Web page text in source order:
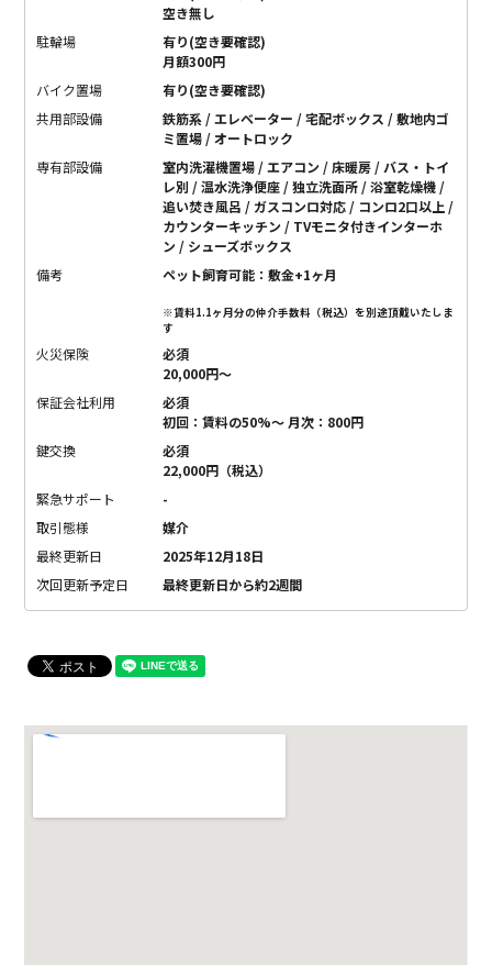
空き無し
駐輪場
有り(空き要確認)
月額300円
バイク置場
有り(空き要確認)
共用部設備
鉄筋系 / エレベーター / 宅配ボックス / 敷地内ゴ
ミ置場 / オートロック
専有部設備
室内洗濯機置場 / エアコン / 床暖房 / バス・トイ
レ別 / 温水洗浄便座 / 独立洗面所 / 浴室乾燥機 /
追い焚き風呂 / ガスコンロ対応 / コンロ2口以上 /
カウンターキッチン / TVモニタ付きインターホ
ン / シューズボックス
備考
ペット飼育可能：敷金+1ヶ月
※賃料1.1ヶ月分の仲介手数料（税込）を別途頂戴いたしま
す
火災保険
必須
20,000円〜
保証会社利用
必須
初回：賃料の50%〜 月次：800円
鍵交換
必須
22,000円（税込）
緊急サポート
-
取引態様
媒介
最終更新日
2025年12月18日
次回更新予定日
最終更新日から約2週間